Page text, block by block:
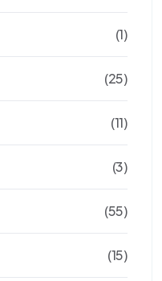
(1)
(25)
(11)
(3)
(55)
(15)